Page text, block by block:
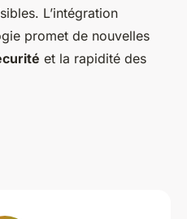
L’intégration
promet de nouvelles
et la rapidité des